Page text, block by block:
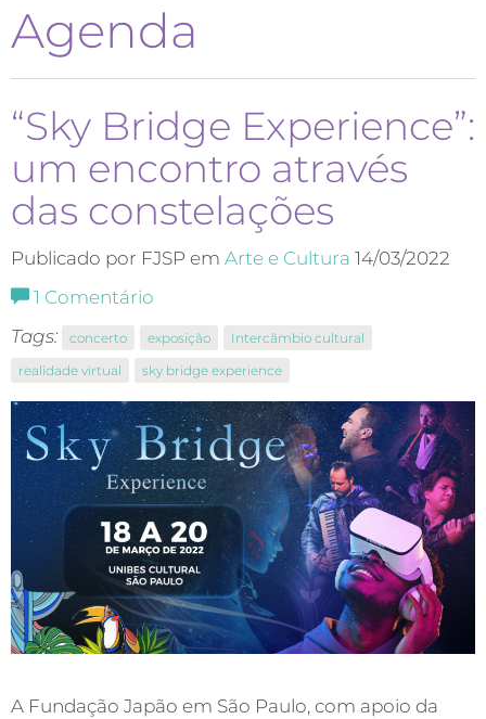
Agenda
“Sky Bridge Experience”:
um encontro através
das constelações
Publicado por FJSP em Arte e Cultura 14/03/2022
1 Comentário
Tags:
concerto exposição
Intercâmbio cultural
realidade virtual
sky bridge experience
A Fundação Japão em São Paulo, com apoio da